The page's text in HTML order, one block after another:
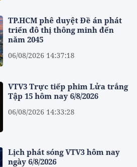
TP.HCM phê duyệt Đề án phát
triển đô thị thông minh đến
năm 2045
06/08/2026 14:37:18
VTV3 Trực tiếp phim Lửa trắng
Tập 15 hôm nay 6/8/2026
06/08/2026 14:33:28
Lịch phát sóng VTV3 hôm nay
ngày 6/8/2026